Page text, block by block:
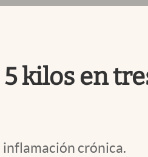
kilos en
inflamación crónica.